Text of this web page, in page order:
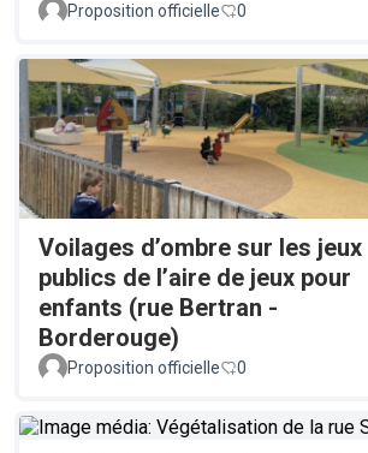
Proposition officielle 0
Voilages d’ombre sur les jeux
publics de l’aire de jeux pour
enfants (rue Bertran -
Borderouge)
Proposition officielle 0